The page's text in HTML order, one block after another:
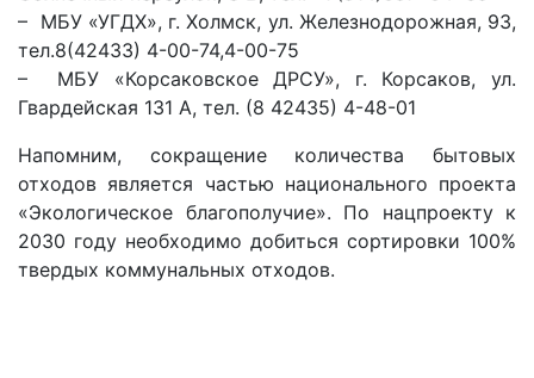
– МБУ «УГДХ», г. Холмск, ул. Железнодорожная, 93,
тел.8(42433) 4-00-74,4-00-75
– МБУ «Корсаковское ДРСУ», г. Корсаков, ул.
Гвардейская 131 А, тел. (8 42435) 4-48-01
Напомним, сокращение количества бытовых
отходов является частью национального проекта
«Экологическое благополучие». По нацпроекту к
2030 году необходимо добиться сортировки 100%
твердых коммунальных отходов.